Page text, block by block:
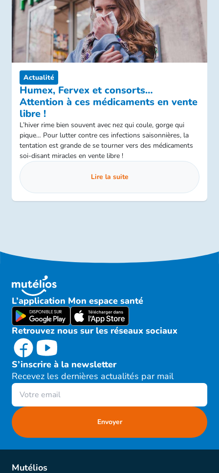
Actualité
Humex, Fervex et consorts…
Attention à ces médicaments en vente
libre !
L’hiver rime bien souvent avec nez qui coule, gorge qui
pique… Pour lutter contre ces infections saisonnières, la
tentation est grande de se tourner vers des médicaments
soi-disant miracles en vente libre !
Lire la suite
L’application Mon espace santé
Retrouvez nous sur les réseaux sociaux
S’inscrire à la newsletter
Recevez les dernières actualités par mail
Mutélios